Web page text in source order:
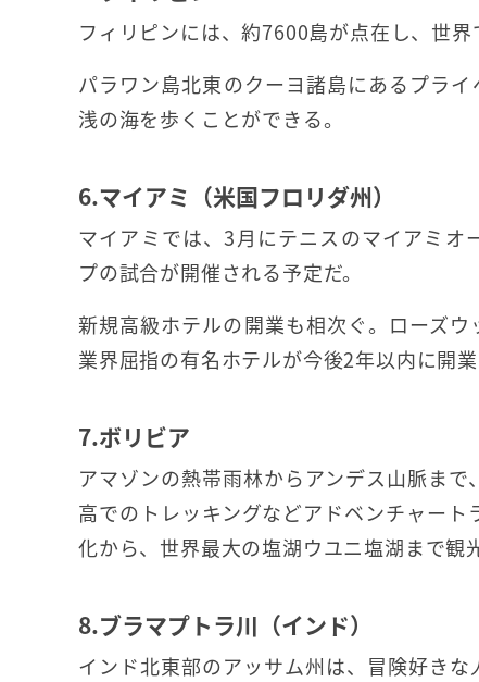
フィリピンには、約7600島が点在し、世界
パラワン島北東のクーヨ諸島にあるプラ
浅の海を歩くことができる。
6.マイアミ（米国フロリダ州）
マイアミでは、3月にテニスのマイアミオ
プの試合が開催される予定だ。
新規高級ホテルの開業も相次ぐ。ローズウ
業界屈指の有名ホテルが今後2年以内に開業
7.ボリビア
アマゾンの熱帯雨林からアンデス山脈ま
高でのトレッキングなどアドベンチャー
化から、世界最大の塩湖ウユニ塩湖まで観
8.ブラマプトラ川（インド）
インド北東部のアッサム州は、冒険好き